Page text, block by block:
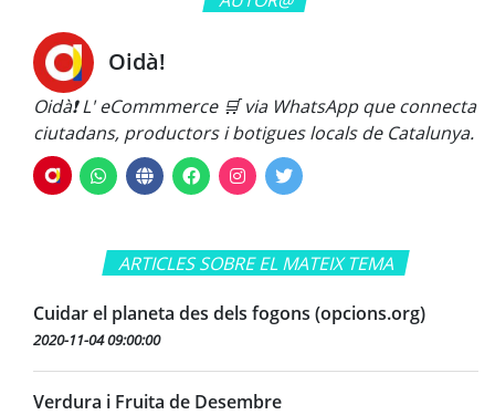
Oidà!
Oidà❗ L' eCommmerce 🛒 via WhatsApp que connecta
ciutadans, productors i botigues locals de Catalunya.
ARTICLES SOBRE EL MATEIX TEMA
Cuidar el planeta des dels fogons (opcions.org)
2020-11-04 09:00:00
Verdura i Fruita de Desembre